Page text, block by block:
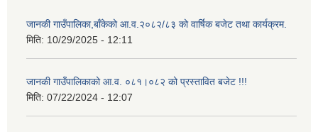
जानकी गाउँपालिका,बाँकेको आ.व.२०८२/८३ को वार्षिक बजेट तथा कार्यक्रम.
मिति: 10/29/2025 - 12:11
जानकी गाउँपालिकाको आ.व. ०८१।०८२ को प्रस्तावित बजेट !!!
मिति: 07/22/2024 - 12:07